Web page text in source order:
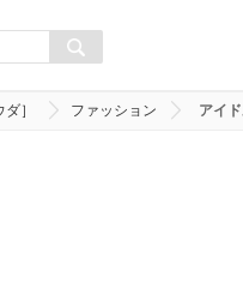
］ ファッション アイ